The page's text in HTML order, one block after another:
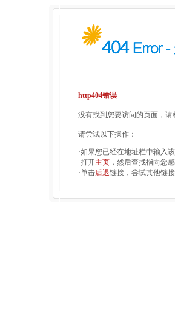
http404错误
没有找到您要访问的页面，
请尝试以下操作：
·如果您已经在地址栏中输入
·打开主页 ，然后查找指向您
·单击后退链接，尝试其他链